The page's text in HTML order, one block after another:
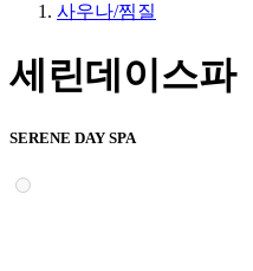
사우나/찜질
세린데이스파
SERENE DAY SPA